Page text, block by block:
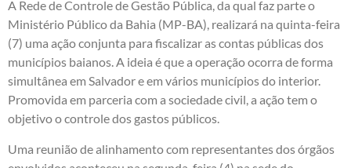
A Rede de Controle de Gestão Pública, da qual faz parte o
Ministério Público da Bahia (MP-BA), realizará na quinta-feira
(7) uma ação conjunta para fiscalizar as contas públicas dos
municípios baianos. A ideia é que a operação ocorra de forma
simultânea em Salvador e em vários municípios do interior.
Promovida em parceria com a sociedade civil, a ação tem o
objetivo o controle dos gastos públicos.
Uma reunião de alinhamento com representantes dos órgãos